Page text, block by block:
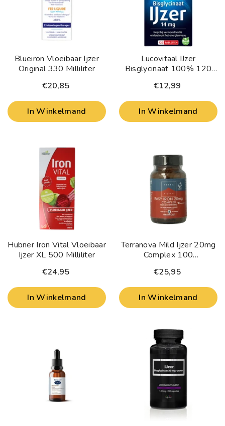
Blueiron Vloeibaar Ijzer
Original 330 Milliliter
€20,85
In Winkelmand
Lucovitaal IJzer
Bisglycinaat 100% 120
€12,99
In Winkelmand
Hubner Iron Vital Vloeibaar
Ijzer XL 500 Milliliter
€24,95
In Winkelmand
Terranova Mild Ijzer 20mg
Complex 100
€25,95
In Winkelmand